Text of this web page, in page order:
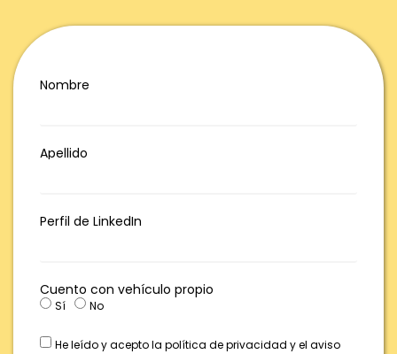
Nombre
Apellido
Perfil de LinkedIn
Cuento con vehículo propio
Sí No
He leído y acepto la política de privacidad y el aviso